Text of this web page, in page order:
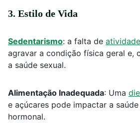
3. Estilo de Vida
Sedentarismo: a falta de
agravar a condição física geral e,
a saúde sexual.
Alimentação Inadequada: Uma
e açúcares pode impactar a
hormonal.